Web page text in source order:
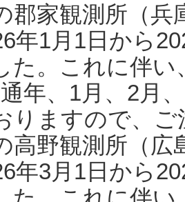
郡家観測所（
年1月1日から
た。これに伴い
年、1月、2月
りますので、
高野観測所（
年3月1日から